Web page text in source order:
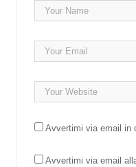
Avvertimi via email in
Avvertimi via email